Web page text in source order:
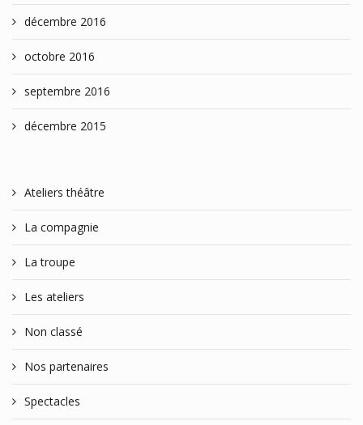
décembre 2016
octobre 2016
septembre 2016
décembre 2015
Ateliers théâtre
La compagnie
La troupe
Les ateliers
Non classé
Nos partenaires
Spectacles